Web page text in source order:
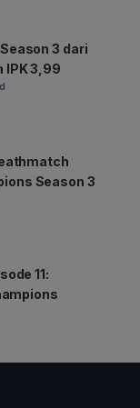
3 dari
IPK 3,99
Season 3
11: